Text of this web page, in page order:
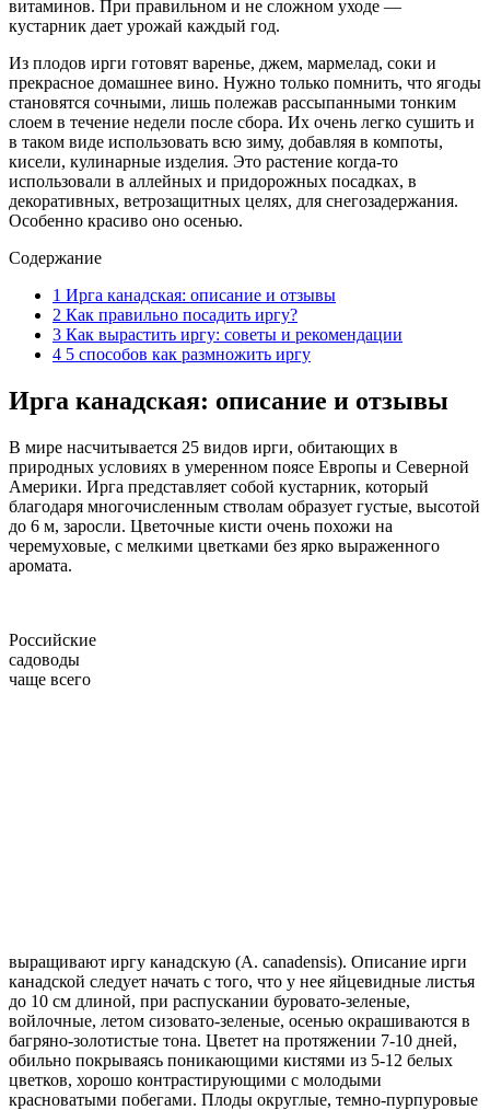
витаминов. При правильном и не сложном уходе —
кустарник дает урожай каждый год.
Из плодов ирги готовят варенье, джем, мармелад, соки и
прекрасное домашнее вино. Нужно только помнить, что ягоды
становятся сочными, лишь полежав рассыпанными тонким
слоем в течение недели после сбора. Их очень легко сушить и
в таком виде использовать всю зиму, добавляя в компоты,
кисели, кулинарные изделия. Это растение когда-то
использовали в аллейных и придорожных посадках, в
декоративных, ветрозащитных целях, для снегозадержания.
Особенно красиво оно осенью.
Содержание
1 Ирга канадская: описание и отзывы
2 Как правильно посадить иргу?
3 Как вырастить иргу: советы и рекомендации
4 5 способов как размножить иргу
Ирга канадская: описание и отзывы
В мире насчитывается 25 видов ирги, обитающих в
природных условиях в умеренном поясе Европы и Северной
Америки. Ирга представляет собой кустарник, который
благодаря многочисленным стволам образует густые, высотой
до 6 м, заросли. Цветочные кисти очень похожи на
черемуховые, с мелкими цветками без ярко выраженного
аромата.
Российские
садоводы
чаще всего
выращивают иргу канадскую (A. canadensis). Описание ирги
канадской следует начать с того, что у нее яйцевидные листья
до 10 см длиной, при распускании буровато-зеленые,
войлочные, летом сизовато-зеленые, осенью окрашиваются в
багряно-золотистые тона. Цветет на протяжении 7-10 дней,
обильно покрываясь поникающими кистями из 5-12 белых
цветков, хорошо контрастирующими с молодыми
красноватыми побегами. Плоды округлые, темно-пурпуровые